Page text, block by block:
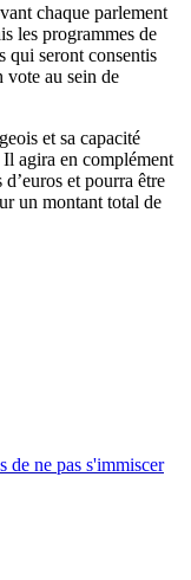
chaque parlement
les programmes de
qui seront consentis
vote au sein de
et sa capacité
agira en complément
et pourra être
un montant total de
ne pas s'immiscer